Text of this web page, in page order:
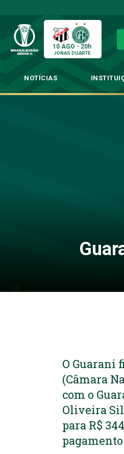
10 AGO - 20h
JONAS DUARTE
NOTÍCIAS
O Guarani
(Câmara
com o
Oliveira
para R$